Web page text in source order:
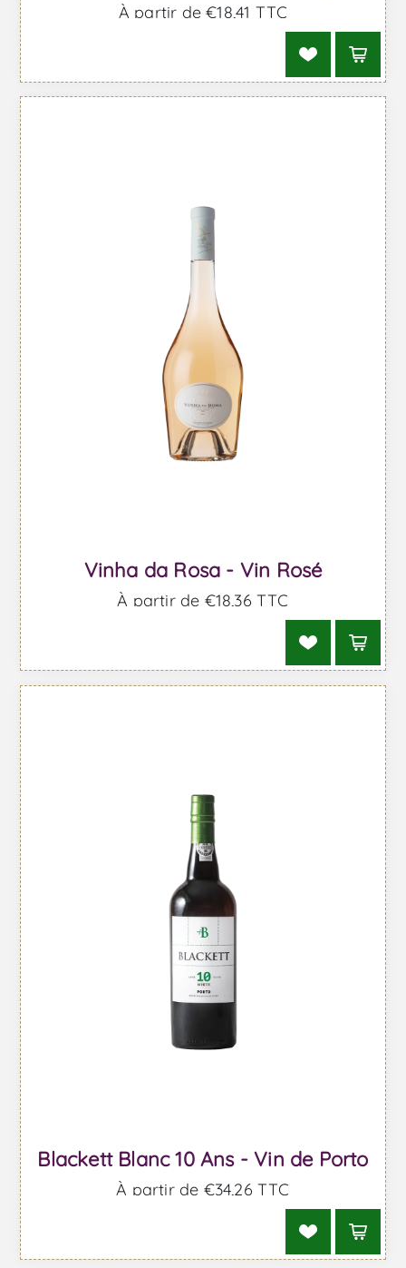
À partir de €18,41 TTC
Vinha da Rosa - Vin Rosé
À partir de €18,36 TTC
Blackett Blanc 10 Ans - Vin de Porto
À partir de €34,26 TTC